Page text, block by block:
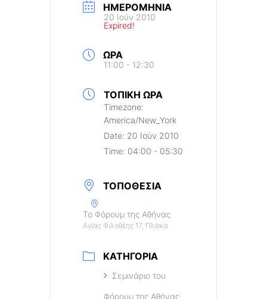
ΗΜΕΡΟΜΗΝΊΑ
20 Ιούν 2010
Expired!
ΏΡΑ
11:00 - 12:30
ΤΟΠΙΚΉ ΏΡΑ
Timezone:
America/New_York
Date: 20 Ιούν 2010
Time: 04:00 - 05:30
ΤΟΠΟΘΕΣΊΑ
Το Φόρουμ της Αθήνας
Αγίας Φιλοθέης 17, Πλάκα
ΚΑΤΗΓΟΡΊΑ
Σεμινάριο του
Φόρουμ της Αθήνας